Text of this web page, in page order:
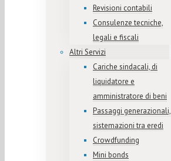
Revisioni contabili
Consulenze tecniche,
legali e fiscali
Altri Servizi
Cariche sindacali, di
liquidatore e
amministratore di beni
Passaggi generazionali,
sistemazioni tra eredi
Crowdfunding
Mini bonds